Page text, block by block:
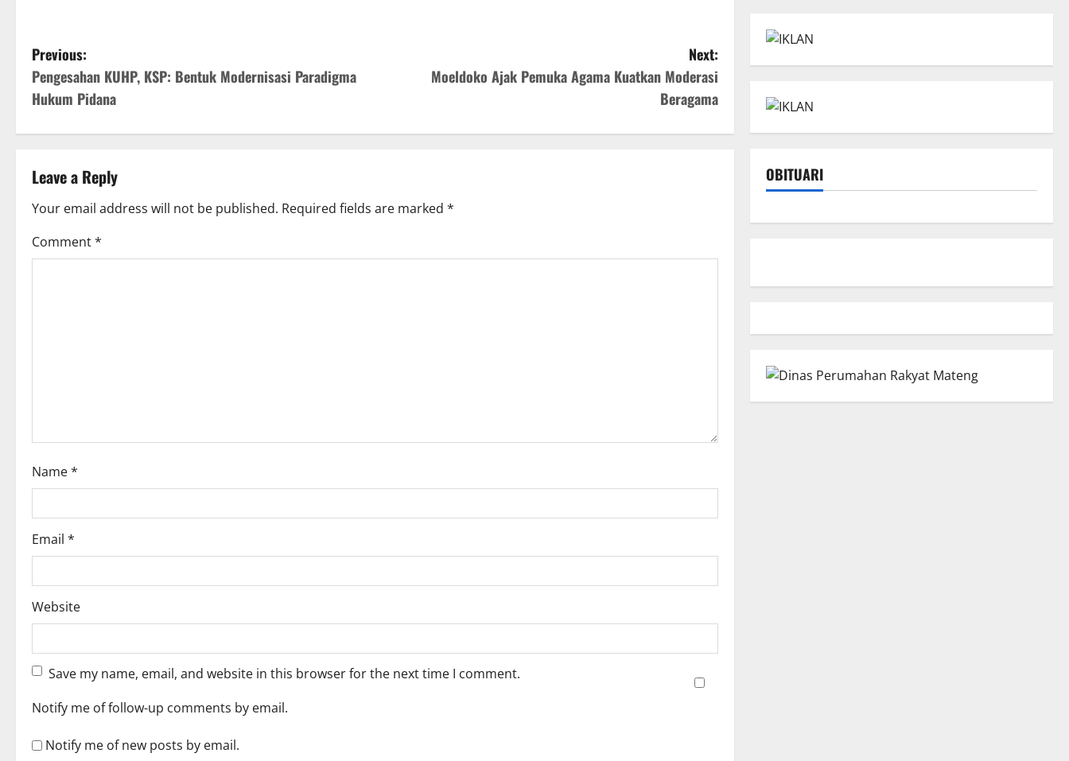
P
o
s
n
a
v
o
n
Previous:
Pengesahan KUHP, KSP: Bentuk Modernisasi Paradigma
Hukum Pidana
Next:
Moeldoko Ajak Pemuka Agama Kuatkan Moderasi
Beragama
Leave a Reply
Your email address will not be published. Required fields are marked *
Comment*
Name*
Email *
Website
Save my name, email, and website in this browser for the next time I comment.
Notify me of follow-up comments by email.
Notify me of new posts by email.
OBITUARI